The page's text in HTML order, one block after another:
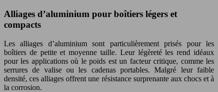
Alliages d’aluminium pour boîtiers légers et
compacts
Les alliages d’aluminium sont particulièrement prisés pour les
boîtiers de petite et moyenne taille. Leur légèreté les rend idéaux
pour les applications où le poids est un facteur critique, comme les
serrures de valise ou les cadenas portables. Malgré leur faible
densité, ces alliages offrent une résistance surprenante aux chocs et à
la corrosion.